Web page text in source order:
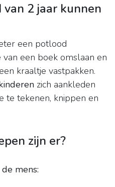
2 jaar kunnen
een potlood
een boek omslaan en
kraaltje vastpakken.
zich aankleden
te tekenen, knippen en
zijn er?
mens: